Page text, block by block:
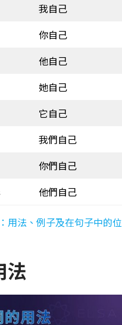
我自己
你自己
他自己
她自己
它自己
我們自己
你們自己
他們自己
用法、例子及在句子中的位
法